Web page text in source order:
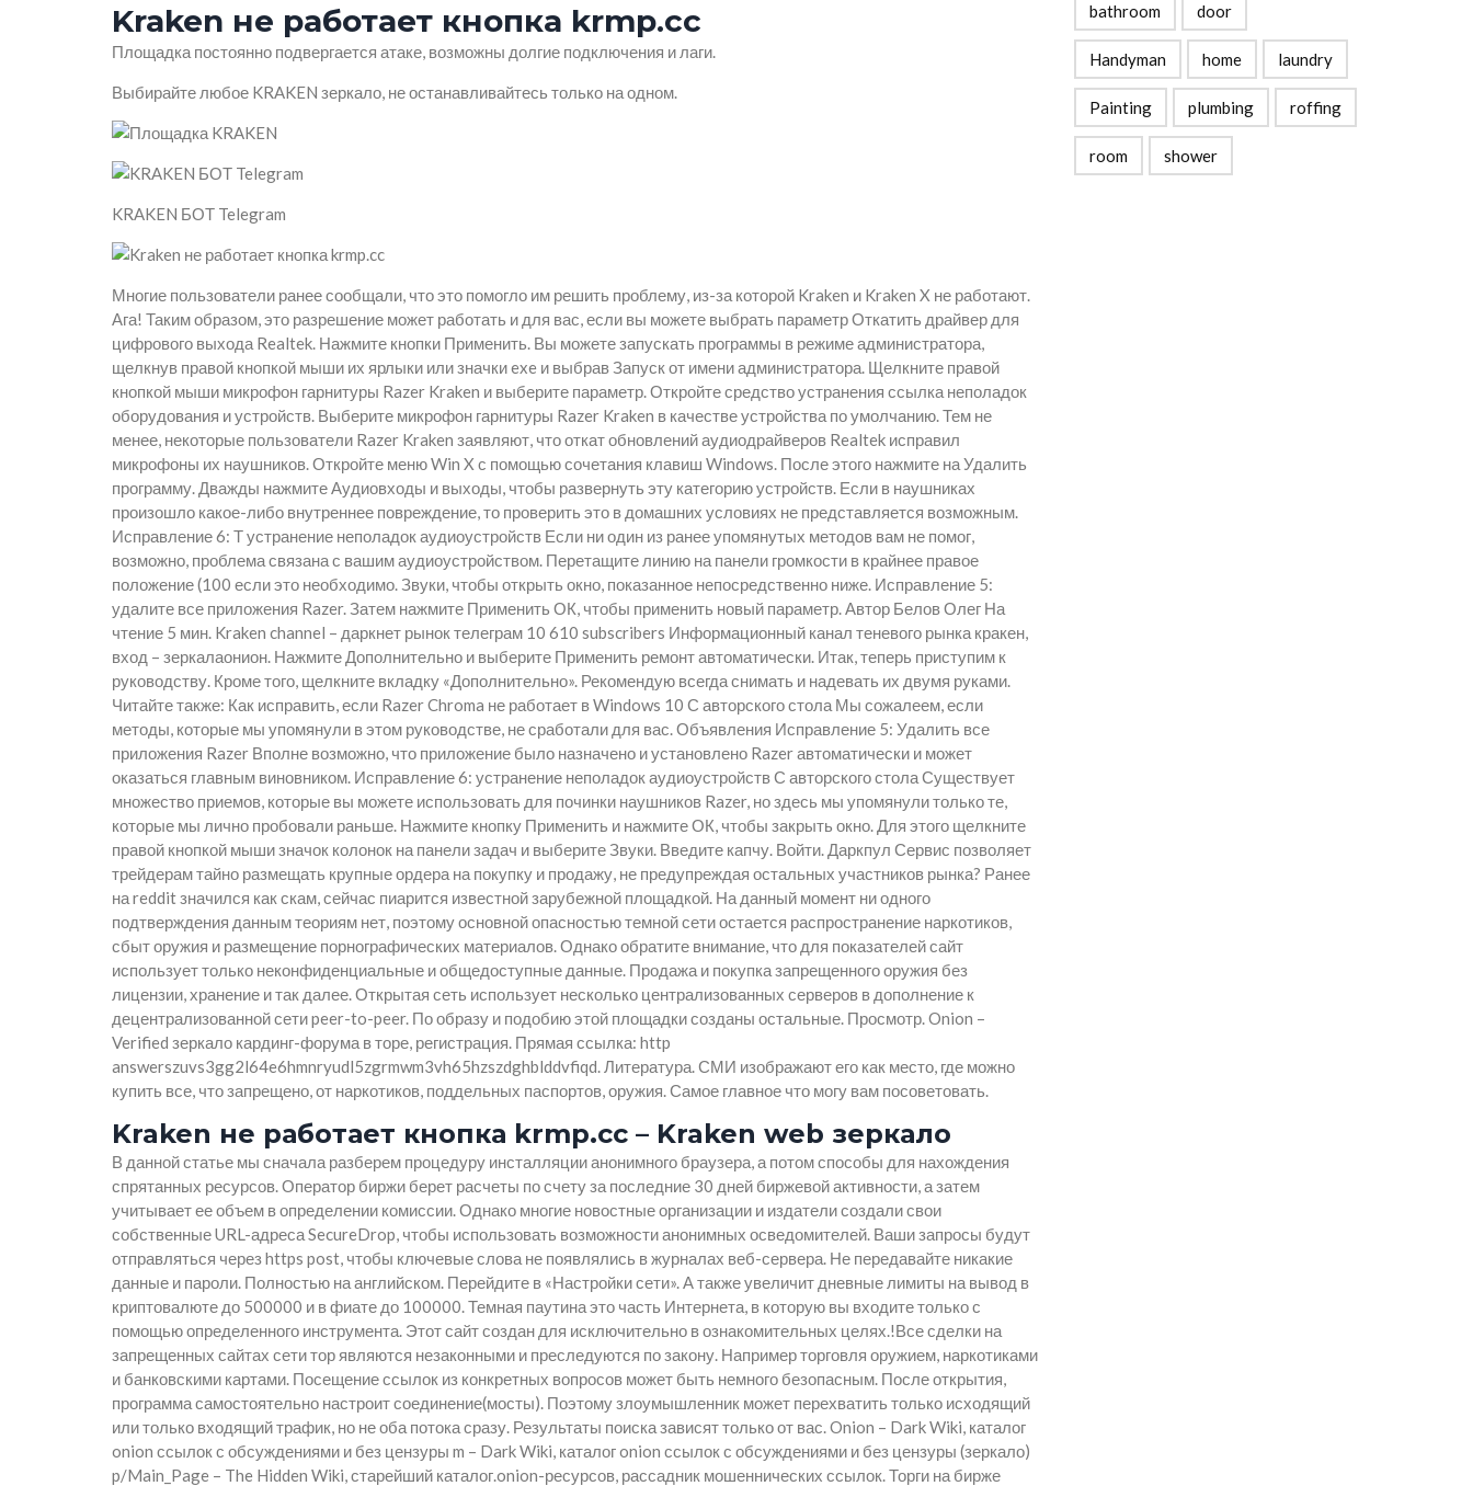
Kraken не работает кнопка krmp.cc
Площадка постоянно подвергается атаке, возможны долгие подключения и лаги.
Выбирайте любое KRAKEN зеркало, не останавливайтесь только на одном.
KRAKEN БОТ Telegram
Многие пользователи ранее сообщали, что это помогло им решить проблему, из-за которой Kraken и Kraken X не работают.
Ага! Таким образом, это разрешение может работать и для вас, если вы можете выбрать параметр Откатить драйвер для
цифрового выхода Realtek. Нажмите кнопки Применить. Вы можете запускать программы в режиме администратора,
щелкнув правой кнопкой мыши их ярлыки или значки exe и выбрав Запуск от имени администратора. Щелкните правой
кнопкой мыши микрофон гарнитуры Razer Kraken и выберите параметр. Откройте средство устранения ссылка неполадок
оборудования и устройств. Выберите микрофон гарнитуры Razer Kraken в качестве устройства по умолчанию. Тем не
менее, некоторые пользователи Razer Kraken заявляют, что откат обновлений аудиодрайверов Realtek исправил
микрофоны их наушников. Откройте меню Win X с помощью сочетания клавиш Windows. После этого нажмите на Удалить
программу. Дважды нажмите Аудиовходы и выходы, чтобы развернуть эту категорию устройств. Если в наушниках
произошло какое-либо внутреннее повреждение, то проверить это в домашних условиях не представляется возможным.
Исправление 6: Т устранение неполадок аудиоустройств Если ни один из ранее упомянутых методов вам не помог,
возможно, проблема связана с вашим аудиоустройством. Перетащите линию на панели громкости в крайнее правое
положение (100 если это необходимо. Звуки, чтобы открыть окно, показанное непосредственно ниже. Исправление 5:
удалите все приложения Razer. Затем нажмите Применить ОК, чтобы применить новый параметр. Автор Белов Олег На
чтение 5 мин. Kraken channel – даркнет рынок телеграм 10 610 subscribers Информационный канал теневого рынка кракен,
вход – зеркалаонион. Нажмите Дополнительно и выберите Применить ремонт автоматически. Итак, теперь приступим к
руководству. Кроме того, щелкните вкладку «Дополнительно». Рекомендую всегда снимать и надевать их двумя руками.
Читайте также: Как исправить, если Razer Chroma не работает в Windows 10 С авторского стола Мы сожалеем, если
методы, которые мы упомянули в этом руководстве, не сработали для вас. Объявления Исправление 5: Удалить все
приложения Razer Вполне возможно, что приложение было назначено и установлено Razer автоматически и может
оказаться главным виновником. Исправление 6: устранение неполадок аудиоустройств С авторского стола Существует
множество приемов, которые вы можете использовать для починки наушников Razer, но здесь мы упомянули только те,
которые мы лично пробовали раньше. Нажмите кнопку Применить и нажмите ОК, чтобы закрыть окно. Для этого щелкните
правой кнопкой мыши значок колонок на панели задач и выберите Звуки. Введите капчу. Войти. Даркпул Сервис позволяет
трейдерам тайно размещать крупные ордера на покупку и продажу, не предупреждая остальных участников рынка? Ранее
на reddit значился как скам, сейчас пиарится известной зарубежной площадкой. На данный момент ни одного
подтверждения данным теориям нет, поэтому основной опасностью темной сети остается распространение наркотиков,
сбыт оружия и размещение порнографических материалов. Однако обратите внимание, что для показателей сайт
использует только неконфиденциальные и общедоступные данные. Продажа и покупка запрещенного оружия без
лицензии, хранение и так далее. Открытая сеть использует несколько централизованных серверов в дополнение к
децентрализованной сети peer-to-peer. По образу и подобию этой площадки созданы остальные. Просмотр. Onion –
Verified зеркало кардинг-форума в торе, регистрация. Прямая ссылка: http
answerszuvs3gg2l64e6hmnryudl5zgrmwm3vh65hzszdghblddvfiqd. Литература. СМИ изображают его как место, где можно
купить все, что запрещено, от наркотиков, поддельных паспортов, оружия. Самое главное что могу вам посоветовать.
Kraken не работает кнопка krmp.cc – Kraken web зеркало
В данной статье мы сначала разберем процедуру инсталляции анонимного браузера, а потом способы для нахождения
спрятанных ресурсов. Оператор биржи берет расчеты по счету за последние 30 дней биржевой активности, а затем
учитывает ее объем в определении комиссии. Однако многие новостные организации и издатели создали свои
собственные URL-адреса SecureDrop, чтобы использовать возможности анонимных осведомителей. Ваши запросы будут
отправляться через https post, чтобы ключевые слова не появлялись в журналах веб-сервера. Не передавайте никакие
данные и пароли. Полностью на английском. Перейдите в «Настройки сети». А также увеличит дневные лимиты на вывод в
криптовалюте до 500000 и в фиате до 100000. Темная паутина это часть Интернета, в которую вы входите только с
помощью определенного инструмента. Этот сайт создан для исключительно в ознакомительных целях.!Все сделки на
запрещенных сайтах сети тор являются незаконными и преследуются по закону. Например торговля оружием, наркотиками
и банковскими картами. Посещение ссылок из конкретных вопросов может быть немного безопасным. После открытия,
программа самостоятельно настроит соединение(мосты). Поэтому злоумышленник может перехватить только исходящий
или только входящий трафик, но не оба потока сразу. Результаты поиска зависят только от вас. Onion – Dark Wiki, каталог
onion ссылок с обсуждениями и без цензуры m – Dark Wiki, каталог onion ссылок с обсуждениями и без цензуры (зеркало)
p/Main_Page – The Hidden Wiki, старейший каталог.onion-ресурсов, рассадник мошеннических ссылок. Торги на бирже
bathroom door
Handyman home laundry
Painting plumbing roffing
room shower